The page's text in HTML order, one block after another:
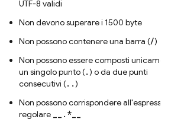
UTF-8 validi
Non devono superare i 1500 byte
Non possono contenere una barra (/)
Non possono essere composti unicamente
un singolo punto (.) o da due punti
consecutivi (..)
Non possono corrispondere all'espressione
regolare __.*__